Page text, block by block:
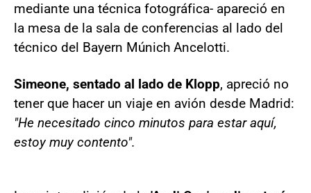
mediante una técnica fotográfica- apareció en
la mesa de la sala de conferencias al lado del
técnico del Bayern Múnich Ancelotti.
Simeone, sentado al lado de Klopp, apreció no
tener que hacer un viaje en avión desde Madrid:
"He necesitado cinco minutos para estar aquí,
estoy muy contento".